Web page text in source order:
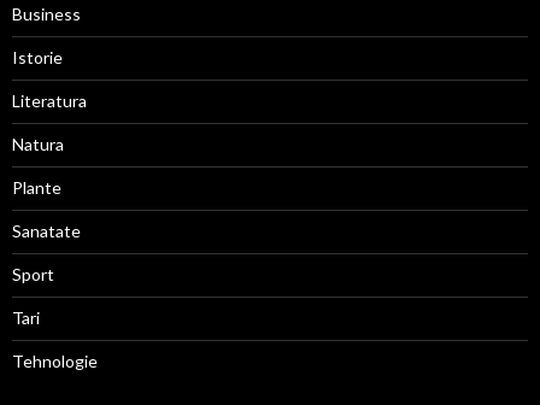
Business
Istorie
Literatura
Natura
Plante
Sanatate
Sport
Tari
Tehnologie